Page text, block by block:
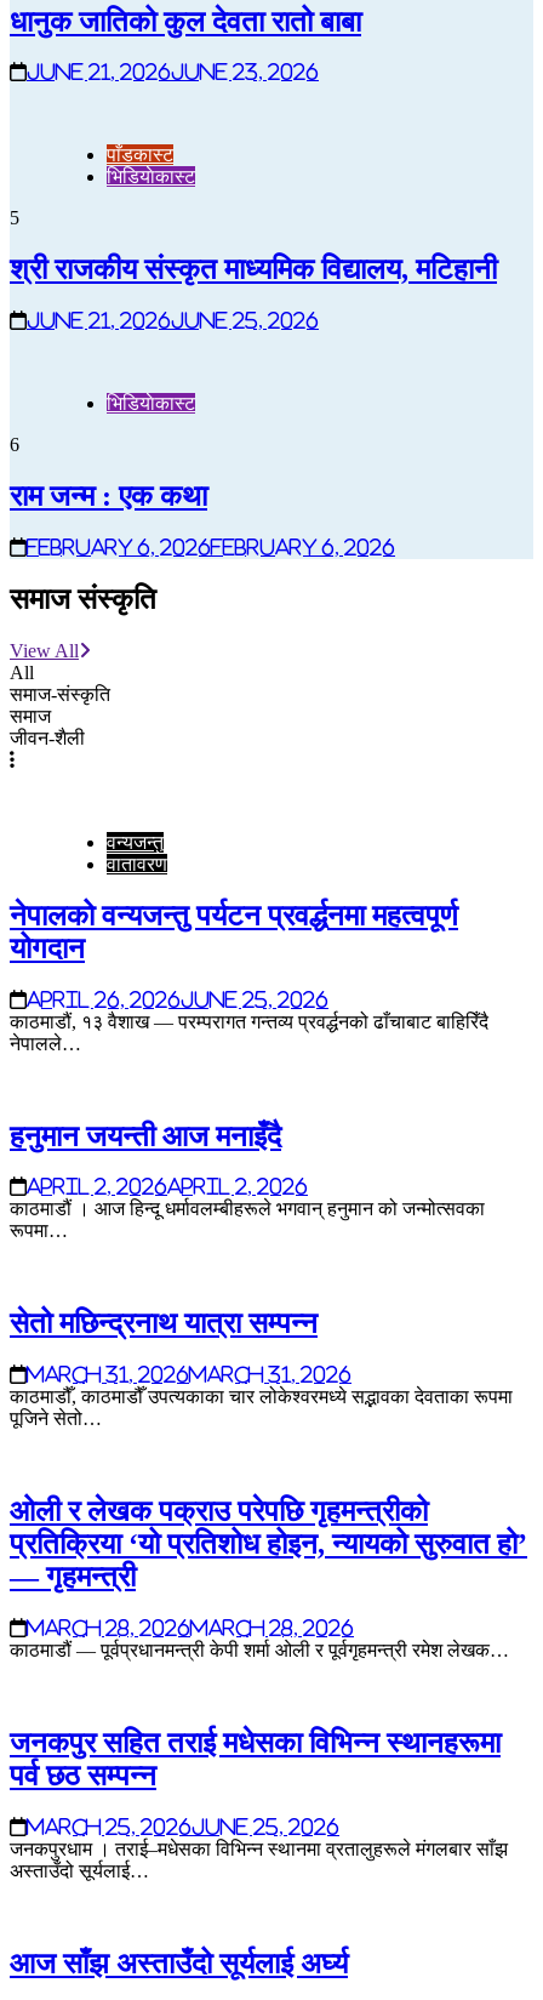
धानुक जातिको कुल देवता रातो बाबा
June 21, 2026June 23, 2026
पाँडकास्ट
भिडियाेकास्ट
5
श्री राजकीय संस्कृत माध्यमिक विद्यालय, मटिहानी
June 21, 2026June 25, 2026
भिडियाेकास्ट
6
राम जन्म : एक कथा
February 6, 2026February 6, 2026
समाज संस्कृति
View All
All
समाज-संस्कृति
समाज
जीवन-शैली
वन्यजन्तु
वातावरण
नेपालको वन्यजन्तु पर्यटन प्रवर्द्धनमा महत्वपूर्ण
योगदान
April 26, 2026June 25, 2026
काठमाडौं, १३ वैशाख — परम्परागत गन्तव्य प्रवर्द्धनको ढाँचाबाट बाहिरिँदै
नेपालले…
हनुमान जयन्ती आज मनाइँदै
April 2, 2026April 2, 2026
काठमाडौं । आज हिन्दू धर्मावलम्बीहरूले भगवान् हनुमान को जन्मोत्सवका
रूपमा…
सेतो मछिन्द्रनाथ यात्रा सम्पन्न
March 31, 2026March 31, 2026
काठमाडौँ, काठमाडौँ उपत्यकाका चार लोकेश्वरमध्ये सद्भावका देवताका रूपमा
पूजिने सेतो…
ओली र लेखक पक्राउ परेपछि गृहमन्त्रीको
प्रतिक्रिया ‘यो प्रतिशोध होइन, न्यायको सुरुवात हो’
— गृहमन्त्री
March 28, 2026March 28, 2026
काठमाडौं — पूर्वप्रधानमन्त्री केपी शर्मा ओली र पूर्वगृहमन्त्री रमेश लेखक…
जनकपुर सहित तराई मधेसका विभिन्न स्थानहरूमा
पर्व छठ सम्पन्न
March 25, 2026June 25, 2026
जनकपुरधाम । तराई–मधेसका विभिन्न स्थानमा व्रतालुहरूले मंगलबार साँझ
अस्ताउँदो सूर्यलाई…
आज साँझ अस्ताउँदो सूर्यलाई अर्घ्य